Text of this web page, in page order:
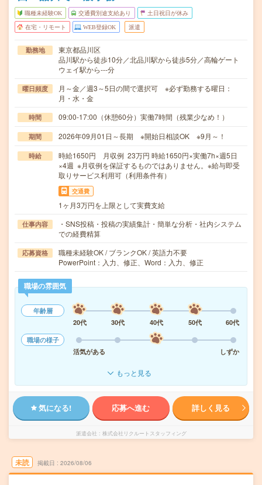
職種未経験OK 交通費別途支給あり 土日祝日が休み
在宅・リモート WEB登録OK 派遣
勤務地
東京都品川区
品川駅から徒歩10分／北品川駅から徒歩5分／高輪ゲート
ウェイ駅から---分
曜日頻度
月～金／週3～5日の間で選択可 ※必ず勤務する曜日：
月・水・金
時間 09:00-17:00（休憩60分）実働7時間（残業少なめ！）
期間 2026年09月01日～長期 ※開始日相談OK ※9月～！
時給
時給1650円 月収例 23万円 時給1650円×実働7h×週5日
×4週 ※月収例を保証するものではありません。※給与即受
取りサービス利用可（利用条件有）
交通費
1ヶ月3万円を上限として実費支給
仕事内容
・SNS投稿・投稿の実績集計・簡単な分析・社内システム
での経費精算
応募資格
職種未経験OK / ブランクOK / 英語力不要
PowerPoint：入力、修正、Word：入力、修正
職場の雰囲気
年齢層
20代
30代 40代 50代
60代
職場の様子
活気がある
しずか
もっと見る
気になる! 応募へ進む 詳しく見る
派遣会社 株式会社リクルートスタッフィング
未読 掲載日 2026/08/06